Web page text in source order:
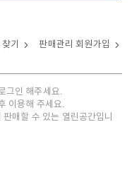
기 판매관리 회원가입
그인 해주세요.
이용해 주세요.
매할 수 있는 열린공간입니